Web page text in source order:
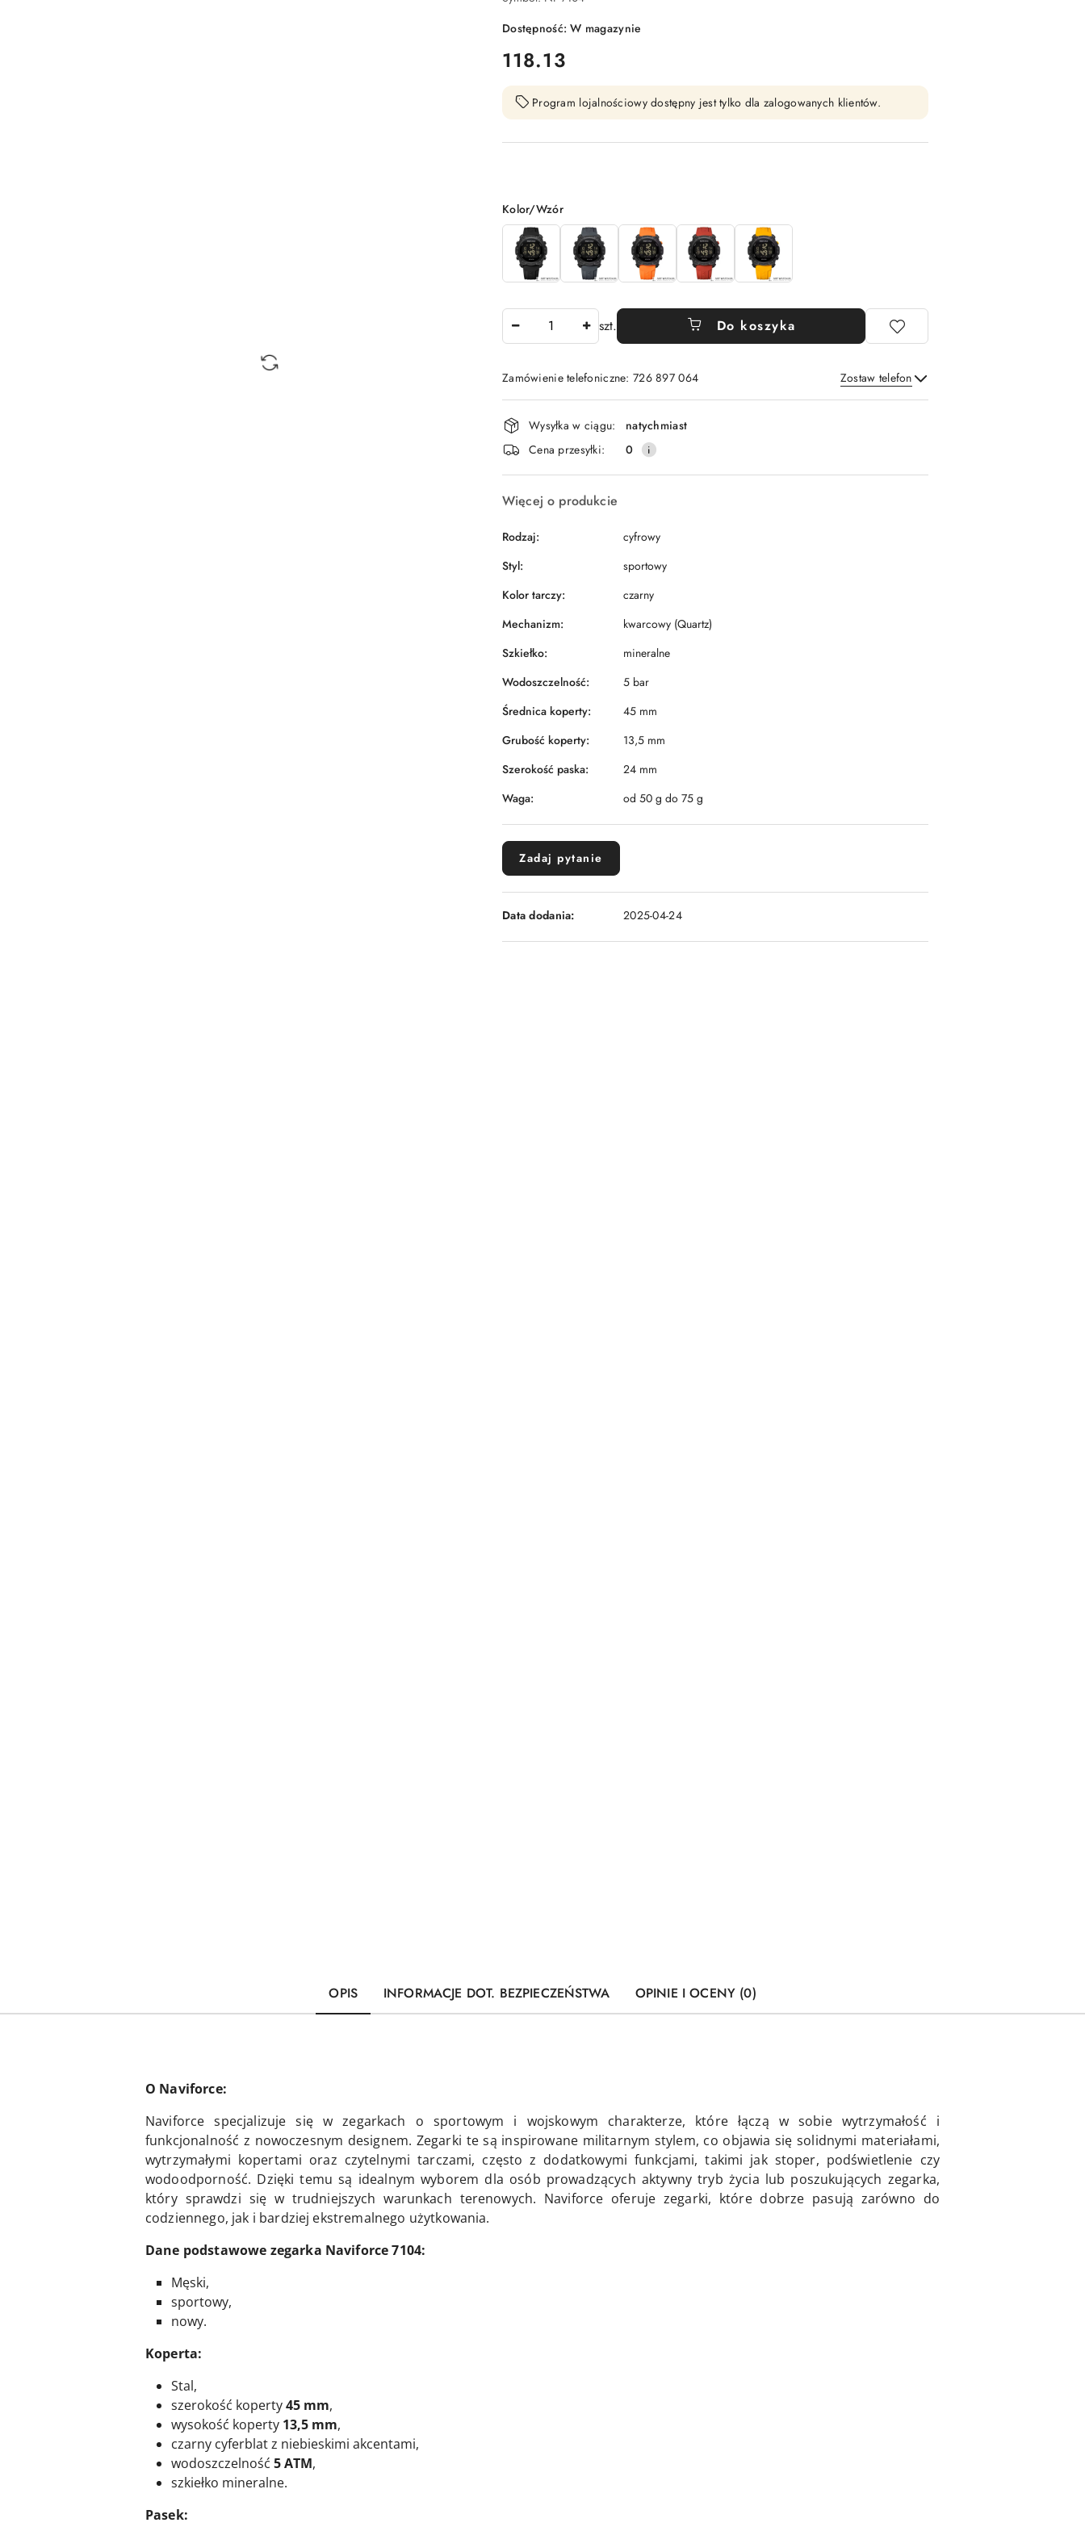
Dostępność:W magazynie
cena:
118.13
Program lojalnościowy dostępny jest tylko dla zalogowanych klientów.
Wariant
Kolor/Wzór
szt. Do koszyka
Zamówienie telefoniczne: 726 897 064 Zostaw telefon
Wyślij
Dostępność
i
dostawa
Wysyłka w ciągu:
natychmiast
Cena przesyłki:
0
Więcej o produkcie
Rodzaj:
cyfrowy
Styl:
sportowy
Kolor tarczy:
czarny
Mechanizm:
kwarcowy (Quartz)
Szkiełko:
mineralne
Wodoszczelność:
5 bar
Średnica koperty:
45 mm
Grubość koperty:
13,5 mm
Szerokość paska:
24 mm
Waga:
od 50 g do 75 g
Zadaj pytanie
Data dodania: 2025-04-24
OPIS INFORMACJE DOT. BEZPIECZEŃSTWA OPINIE I OCENY (0)
O Naviforce:
Naviforce specjalizuje się w zegarkach o sportowym i wojskowym charakterze, które łączą w sobie wytrzymałość i
funkcjonalność z nowoczesnym designem. Zegarki te są inspirowane militarnym stylem, co objawia się solidnymi materiałami,
wytrzymałymi kopertami oraz czytelnymi tarczami, często z dodatkowymi funkcjami, takimi jak stoper, podświetlenie czy
wodoodporność. Dzięki temu są idealnym wyborem dla osób prowadzących aktywny tryb życia lub poszukujących zegarka,
który sprawdzi się w trudniejszych warunkach terenowych. Naviforce oferuje zegarki, które dobrze pasują zarówno do
codziennego, jak i bardziej ekstremalnego użytkowania.
Dane podstawowe zegarka Naviforce 7104:
Męski,
sportowy,
nowy.
Koperta:
Stal,
szerokość koperty45 mm,
wysokość koperty 13,5 mm,
czarny cyferblat z niebieskimi akcentami,
wodoszczelność 5 ATM,
szkiełko mineralne.
Pasek: